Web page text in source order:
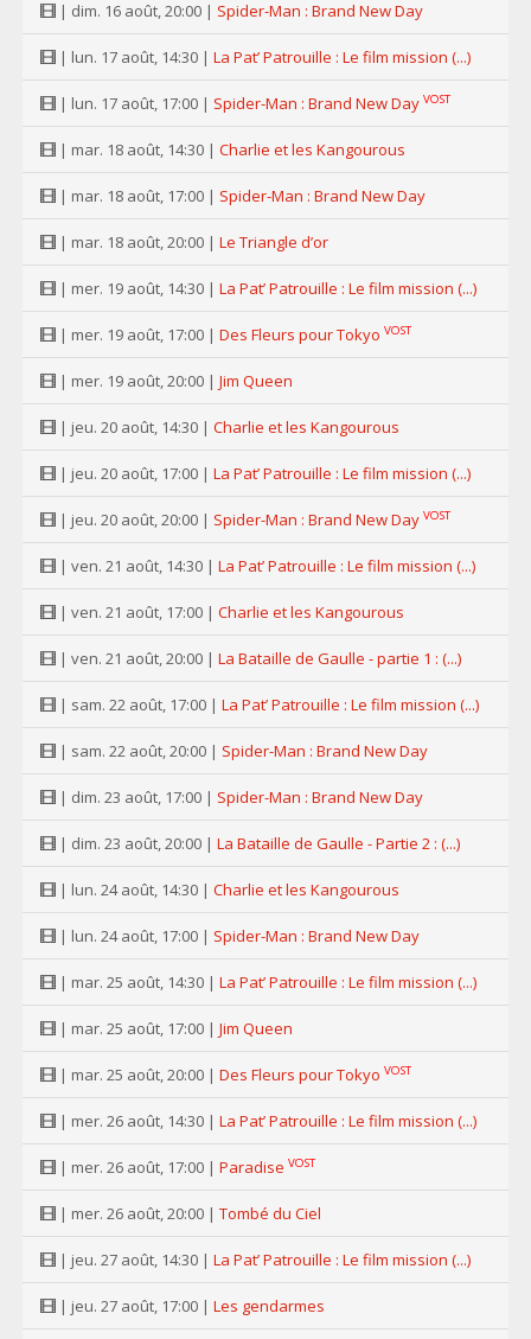
| dim. 16 août, 20:00 | Spider-Man : Brand New Day
| lun. 17 août, 14:30 | La Pat’ Patrouille : Le film mission (...)
| lun. 17 août, 17:00 | Spider-Man : Brand New Day VOST
| mar. 18 août, 14:30 | Charlie et les Kangourous
| mar. 18 août, 17:00 | Spider-Man : Brand New Day
| mar. 18 août, 20:00 | Le Triangle d’or
| mer. 19 août, 14:30 | La Pat’ Patrouille : Le film mission (...)
| mer. 19 août, 17:00 | Des Fleurs pour Tokyo VOST
| mer. 19 août, 20:00 | Jim Queen
| jeu. 20 août, 14:30 | Charlie et les Kangourous
| jeu. 20 août, 17:00 | La Pat’ Patrouille : Le film mission (...)
| jeu. 20 août, 20:00 | Spider-Man : Brand New Day VOST
| ven. 21 août, 14:30 | La Pat’ Patrouille : Le film mission (...)
| ven. 21 août, 17:00 | Charlie et les Kangourous
| ven. 21 août, 20:00 | La Bataille de Gaulle - partie 1 : (...)
| sam. 22 août, 17:00 | La Pat’ Patrouille : Le film mission (...)
| sam. 22 août, 20:00 | Spider-Man : Brand New Day
| dim. 23 août, 17:00 | Spider-Man : Brand New Day
| dim. 23 août, 20:00 | La Bataille de Gaulle - Partie 2 : (...)
| lun. 24 août, 14:30 | Charlie et les Kangourous
| lun. 24 août, 17:00 | Spider-Man : Brand New Day
| mar. 25 août, 14:30 | La Pat’ Patrouille : Le film mission (...)
| mar. 25 août, 17:00 | Jim Queen
| mar. 25 août, 20:00 | Des Fleurs pour Tokyo VOST
| mer. 26 août, 14:30 | La Pat’ Patrouille : Le film mission (...)
| mer. 26 août, 17:00 | Paradise VOST
| mer. 26 août, 20:00 | Tombé du Ciel
| jeu. 27 août, 14:30 | La Pat’ Patrouille : Le film mission (...)
| jeu. 27 août, 17:00 | Les gendarmes